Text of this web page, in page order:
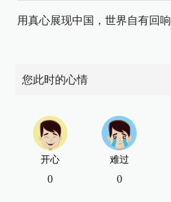
用真心展现中国，世界自有回响
您此时的心情
开心
0
难过
0